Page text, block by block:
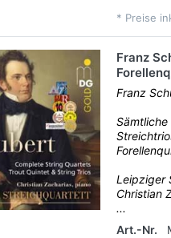
* Preise
Franz
Franz
Leipziger
Christian
...
Art.-Nr.